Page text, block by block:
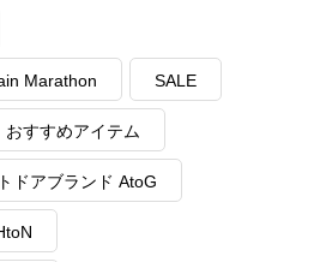
Marathon SALE
おすすめアイテム
ドアブランド AtoG